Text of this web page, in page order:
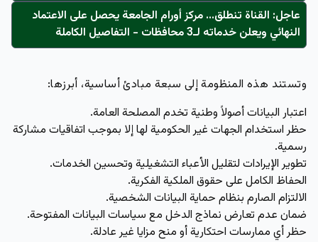
عاجل: القناة تنطلق... مركز أورام الجامعة يحصل على الاعتماد
النهائي ويعلن خدماته لـ3 محافظات - التفاصيل الكاملة
وتستند هذه المنظومة إلى سبعة مبادئ أساسية، أبرزها:
اعتبار البيانات أصولاً وطنية تخدم المصلحة العامة.
حظر استخدام الجهات غير الحكومية لها إلا بموجب اتفاقيات مشاركة
رسمية.
تطوير الإيرادات لتقليل الأعباء التشغيلية وتحسين الخدمات.
الحفاظ الكامل على حقوق الملكية الفكرية.
الالتزام الصارم بنظام حماية البيانات الشخصية.
ضمان عدم تعارض نماذج الدخل مع سياسات البيانات المفتوحة.
حظر أي ممارسات احتكارية أو منح مزايا غير عادلة.